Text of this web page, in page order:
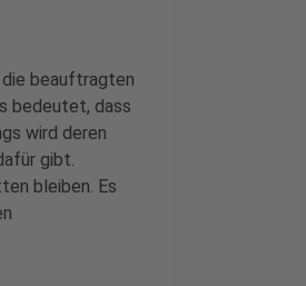
beauftragten
bedeutet, dass
wird deren
gibt.
bleiben. Es